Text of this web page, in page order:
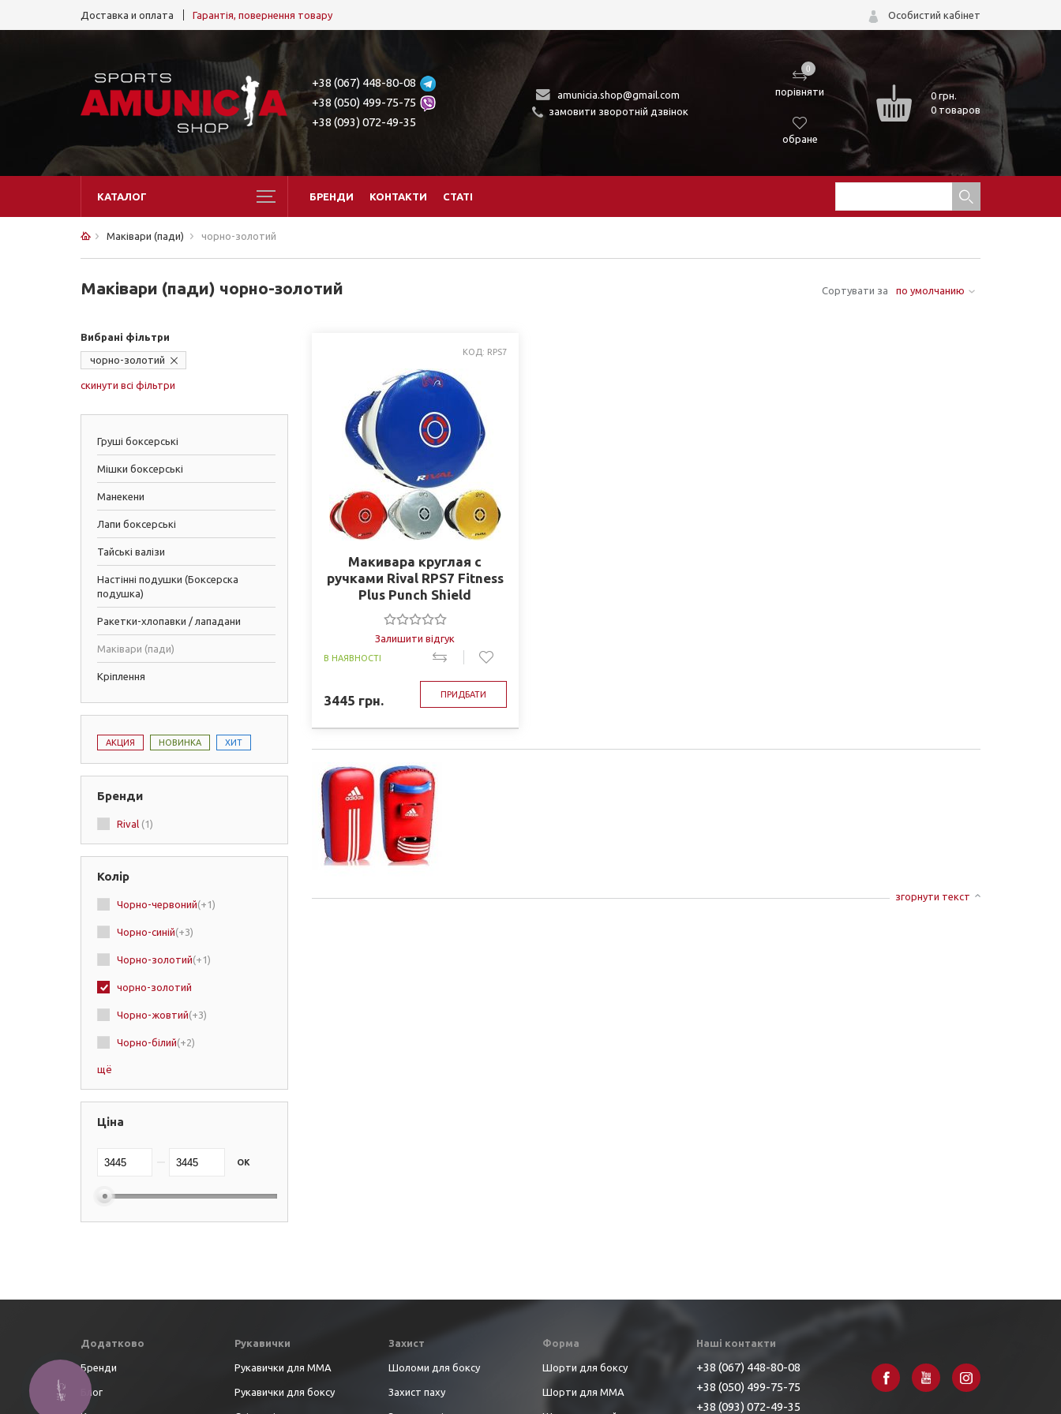
Доставка и оплата Гарантія, повернення товару Особистий кабінет
+38 (067) 448-80-08
+38 (050) 499-75-75
+38 (093) 072-49-35
amunicia.shop@gmail.com
замовити зворотній дзвінок
0
порівняти
обране
0грн.
0 товаров
КАТАЛОГ БРЕНДИ КОНТАКТИ СТАТІ
Маківари (пади) чорно-золотий
Маківари (пади) чорно-золотий Сортувати за по умолчанию
Вибрані фільтри
чорно-золотий
скинути всі фільтри
Груші боксерські
Мішки боксерські
Манекени
Лапи боксерські
Тайські валізи
Настінні подушки (Боксерска
подушка)
Ракетки-хлопавки / лападани
Маківари (пади)
Кріплення
АКЦИЯ НОВИНКА ХИТ
Бренди
Rival (1)
Колір
Чорно-червоний(+1)
Чорно-синій(+3)
Чорно-золотий(+1)
чорно-золотий
Чорно-жовтий(+3)
Чорно-білий(+2)
Червоний
Блакитний
щё
Ціна
OK
КОД: RPS7
Макивара круглая с
ручками Rival RPS7 Fitness
Plus Punch Shield
Залишити відгук
В НАЯВНОСТІ
3445 грн. ПРИДБАТИ
згорнути текст
Додатково
Бренди
Блог
Рукавички
Рукавички для ММА
Рукавички для боксу
Захист
Шоломи для боксу
Захист паху
Форма
Шорти для боксу
Шорти для ММА
Наші контакти
+38 (067) 448-80-08
+38 (050) 499-75-75
+38 (093) 072-49-35
КНОПКА
ЗВ'ЯЗКУ